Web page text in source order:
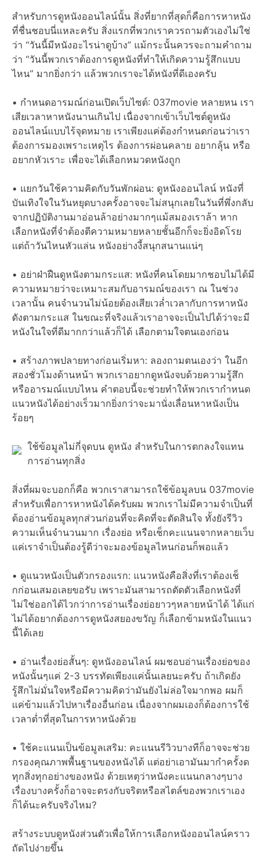
สำหรับการดูหนังออนไลน์นั้น สิ่งที่ยากที่สุดก็คือการหาหนัง
ที่ชื่นชอบนี่แหละครับ สิ่งแรกที่พวกเราควรถามตัวเองไม่ใช่
ว่า “วันนี้มีหนังอะไรน่าดูบ้าง” แม้กระนั้นควรจะถามคำถาม
ว่า “วันนี้พวกเราต้องการดูหนังที่ทำให้เกิดความรู้สึกแบบ
ไหน” มากยิ่งกว่า แล้วพวกเราจะได้หนังที่ดีเองครับ
• กำหนดอารมณ์ก่อนเปิดเว็บไซต์: 037movie หลายหน เรา
เสียเวลาหาหนังนานเกินไป เนื่องจากเข้าเว็บไซต์ดูหนัง
ออนไลน์แบบไร้จุดหมาย เราเพียงแค่ต้องกำหนดก่อนว่าเรา
ต้องการมองเพราะเหตุไร ต้องการผ่อนคลาย อยากลุ้น หรือ
อยากหัวเราะ เพื่อจะได้เลือกหมวดหนังถูก
• แยกวันใช้ความคิดกับวันพักผ่อน: ดูหนังออนไลน์ หนังที่
บันเทิงใจในวันหยุดบางครั้งอาจจะไม่สนุกเลยในวันที่พึ่งกลับ
จากปฏิบัติงานมาอ่อนล้าอย่างมากๆแม้สมองเราล้า หาก
เลือกหนังที่จำต้องตีความหมายหลายชั้นอีกก็จะยิ่งอิดโรย
แต่ถ้าวันไหนหัวแล่น หนังอย่างงี้สนุกสนานแน่ๆ
• อย่าฝ่าฝืนดูหนังตามกระแส: หนังที่คนโดยมากชอบไม่ได้มี
ความหมายว่าจะเหมาะสมกับอารมณ์ของเรา ณ ในช่วง
เวลานั้น คนจำนวนไม่น้อยต้องเสียเวล่ำเวลากับการหาหนัง
ดังตามกระแส ในขณะที่จริงแล้วเราอาจจะเป็นไปได้ว่าจะมี
หนังในใจที่ดีมากกว่าแล้วก็ได้ เลือกตามใจตนเองก่อน
• สร้างภาพปลายทางก่อนเริ่มหา: ลองถามตนเองว่า ในอีก
สองชั่วโมงด้านหน้า พวกเราอยากดูหนังจบด้วยความรู้สึก
หรืออารมณ์แบบไหน คำตอบนี้จะช่วยทำให้พวกเรากำหนด
แนวหนังได้อย่างเร็วมากยิ่งกว่าจะมานั่งเลื่อนหาหนังเป็น
ร้อยๆ
ใช้ข้อมูลไม่กี่จุดบน ดูหนัง สำหรับในการตกลงใจแทน
การอ่านทุกสิ่ง
สิ่งที่ผมจะบอกก็คือ พวกเราสามารถใช้ข้อมูลบน 037movie
สำหรับเพื่อการหาหนังได้ครับผม พวกเราไม่มีความจำเป็นที่
ต้องอ่านข้อมูลทุกส่วนก่อนที่จะคิดที่จะตัดสินใจ ทั้งยังรีวิว
ความเห็นจำนวนมาก เรื่องย่อ หรือเช็กคะแนนจากหลายเว็บ
แค่เราจำเป็นต้องรู้ดีว่าจะมองข้อมูลไหนก่อนก็พอแล้ว
• ดูแนวหนังเป็นตัวกรองแรก: แนวหนังคือสิ่งที่เราต้องเช็
กก่อนเสมอเลยขอรับ เพราะมันสามารถตัดตัวเลือกหนังที่
ไม่ใช่ออกได้ไวกว่าการอ่านเรื่องย่อยาวๆหลายหน้าได้ ได้แก่
ไม่ได้อยากต้องการดูหนังสยองขวัญ ก็เลือกข้ามหนังในแนว
นี้ได้เลย
• อ่านเรื่องย่อสั้นๆ: ดูหนังออนไลน์ ผมชอบอ่านเรื่องย่อของ
หนังนั้นๆแค่ 2-3 บรรทัดเพียงแค่นั้นเลยนะครับ ถ้าเกิดยัง
รู้สึกไม่มั่นใจหรือมีความคิดว่ามันยังไม่ล่อใจมากพอ ผมก็
แค่ข้ามแล้วไปหาเรื่องอื่นก่อน เนื่องจากผมเองก็ต้องการใช้
เวลาต่ำที่สุดในการหาหนังด้วย
• ใช้คะแนนเป็นข้อมูลเสริม: คะแนนรีวิวบางทีก็อาจจะช่วย
กรองคุณภาพพื้นฐานของหนังได้ แต่อย่าเอามันมากำครั้งด
ทุกสิ่งทุกอย่างของหนัง ด้วยเหตุว่าหนังคะแนนกลางๆบาง
เรื่องบางครั้งก็อาจจะตรงกับจริตหรือสไตล์ของพวกเราเอง
ก็ได้นะครับจริงไหม?
สร้างระบบดูหนังส่วนตัวเพื่อให้การเลือกหนังออนไลน์คราว
ถัดไปง่ายขึ้น